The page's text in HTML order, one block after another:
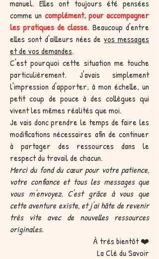
manuel. Elles ont toujours été pensées
comme un complément, pour accompagner
les pratiques de classe. Beaucoup d'entre
elles sont d'ailleurs nées devos messages
et de vos demandes.
C'est pourquoi cette situation me touche
particulièrement. J'avais simplement
l'impression d'apporter, à mon échelle, un
petit coup de pouce à des collègues qui
vivent les mêmes réalités que moi.
Je vais donc prendre le temps de faire les
modifications nécessaires afin de continuer
à partager des ressources dans le
respect du travail de chacun.
Merci du fond du cœur pour votre patience,
votre confiance et tous les messages que
vous m'envoyez. C'est grâce à vous que
cette aventure existe, et j'ai hâte de revenir
très vite avec de nouvelles ressources
originales.
À très bientôt ❤️
La Clé du Savoir